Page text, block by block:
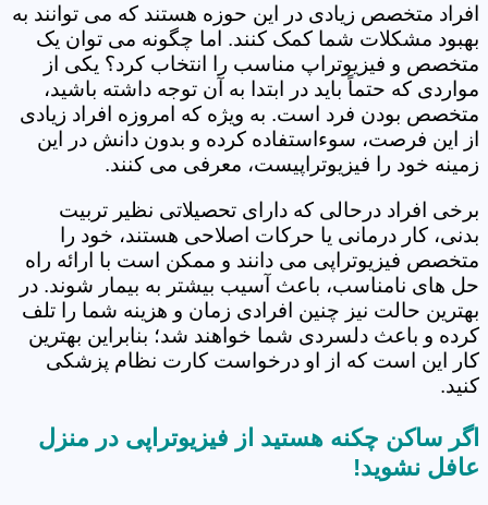
افراد متخصص زیادی در این حوزه هستند که می توانند به
بهبود مشکلات شما کمک کنند. اما چگونه می توان یک
متخصص و فیزیوتراپ مناسب را انتخاب کرد؟ یکی از
مواردی که حتماً باید در ابتدا به آن توجه داشته باشید،
متخصص بودن فرد است. به ویژه که امروزه افراد زیادی
از این فرصت، سوءاستفاده کرده و بدون دانش در این
زمینه خود را فیزیوتراپیست، معرفی می کنند.
برخی افراد درحالی که دارای تحصیلاتی نظیر تربیت
بدنی، کار درمانی یا حرکات اصلاحی هستند، خود را
متخصص فیزیوتراپی می دانند و ممکن است با ارائه راه
حل های نامناسب، باعث آسیب بیشتر به بیمار شوند. در
بهترین حالت نیز چنین افرادی زمان و هزینه شما را تلف
کرده و باعث دلسردی شما خواهند شد؛ بنابراین بهترین
کار این است که از او درخواست کارت نظام پزشکی
کنید.
اگر ساکن چکنه هستید از فیزیوتراپی در منزل
عافل نشوید!